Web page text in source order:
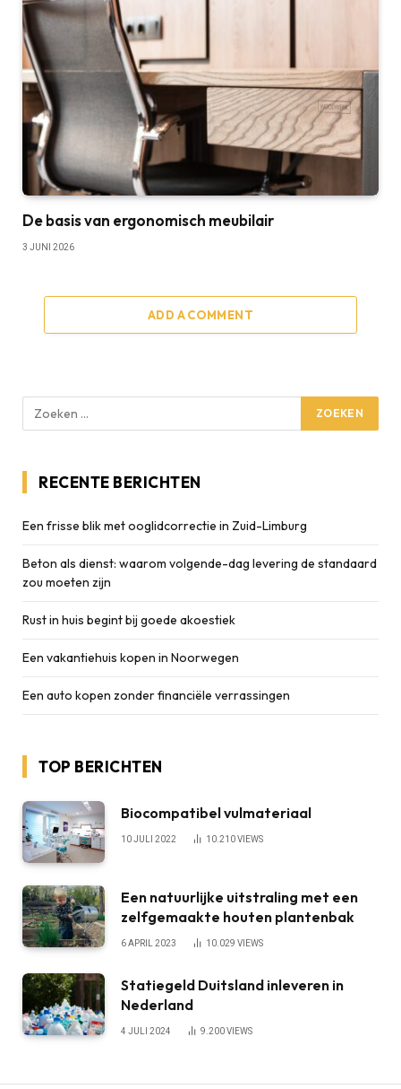
De basis van ergonomisch meubilair
3 JUNI 2026
ADD A COMMENT
RECENTE BERICHTEN
Een frisse blik met ooglidcorrectie in Zuid-Limburg
Beton als dienst: waarom volgende-dag levering de standaard
zou moeten zijn
Rust in huis begint bij goede akoestiek
Een vakantiehuis kopen in Noorwegen
Een auto kopen zonder financiële verrassingen
TOP BERICHTEN
Biocompatibel vulmateriaal
10 JULI 2022 10.210VIEWS
Een natuurlijke uitstraling met een
zelfgemaakte houten plantenbak
6 APRIL 2023 10.029 VIEWS
Statiegeld Duitsland inleveren in
Nederland
4 JULI 2024 9.200VIEWS